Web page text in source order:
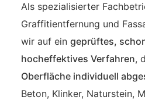
Als spezialisierter
Graffitientfernung und
wir auf ein geprüftes,
hocheffektives Verfahren,
Oberfläche individuell
Beton, Klinker, Naturstein,